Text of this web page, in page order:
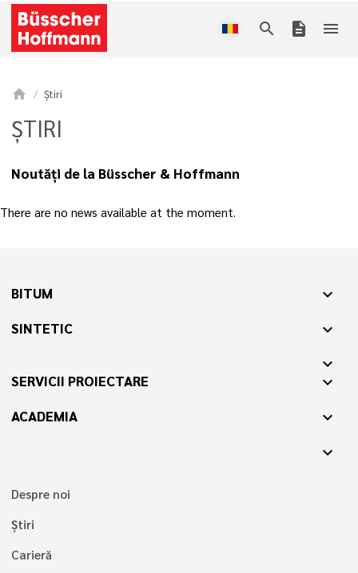
search description menu
home Știri
ȘTIRI
Noutăți de la Büsscher & Hoffmann
There are no news available at the moment.
BITUM expand_more
SINTETIC
expand_more
expand_more
SERVICII PROIECTARE expand_more
ACADEMIA
expand_more
expand_more
Despre noi
Știri
Carieră